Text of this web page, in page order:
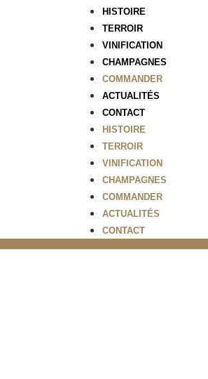
HISTOIRE
TERROIR
VINIFICATION
CHAMPAGNES
COMMANDER
ACTUALITÉS
CONTACT
HISTOIRE
TERROIR
VINIFICATION
CHAMPAGNES
COMMANDER
ACTUALITÉS
CONTACT